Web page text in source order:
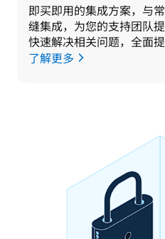
即买即用的集成方案，与
缝集成，为您的支持团队
快速解决相关问题，全面提
了解更多